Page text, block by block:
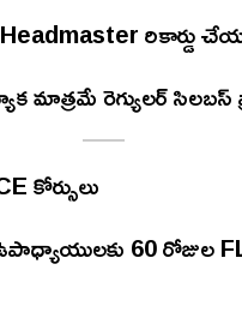
Headmaster రికార్డు
మాత్రమే రెగ్యులర్
కోర్సులు
60 రోజుల